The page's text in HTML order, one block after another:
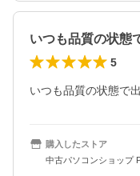
5
いつも品質の状態で
購入したストア
中古パソコンショップ